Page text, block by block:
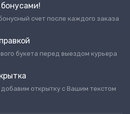
счет после каждого заказа
букета перед выездом курьера
открытку с Вашим текстом